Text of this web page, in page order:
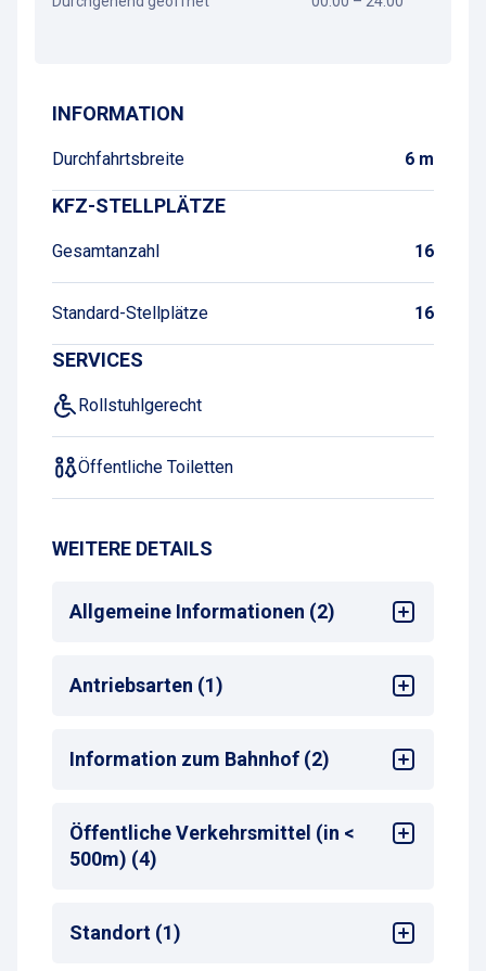
INFORMATION
Durchfahrtsbreite 6 m
KFZ-STELLPLÄTZE
Gesamtanzahl 16
Standard-Stellplätze 16
SERVICES
Rollstuhlgerecht
Öffentliche Toiletten
WEITERE DETAILS
Allgemeine Informationen (2)
Mehrsprachige Bedienung am
Zahlautomaten
Antriebsarten (1)
Information zum Bahnhof (2)
Bahnhof
: Bad Kreuznach
Entfernung zum nächsten Bahnhofseingang
<50 m
Öffentliche Verkehrsmittel (in <
500m) (4)
Bus-Haltestelle
Zug-Haltestelle
Standort (1)